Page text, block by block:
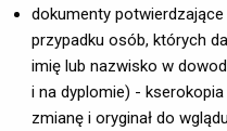
dokumenty
przypadku osób, których
imię lub nazwisko w
i na dyplomie) -
zmianę i oryginał do